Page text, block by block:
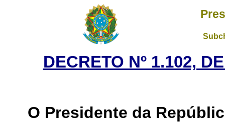
DECRETO Nº 1.102,
O Presidente da